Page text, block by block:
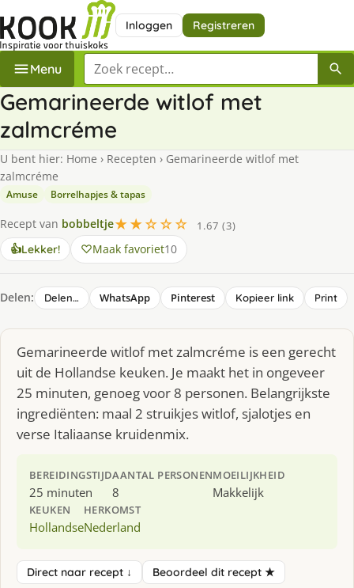
Inloggen Registreren
Menu Zoek een recept
Gemarineerde witlof met
zalmcréme
U bent hier: Home › Recepten › Gemarineerde witlof met
zalmcréme
Amuse Borrelhapjes & tapas
Recept van bobbeltje★★☆☆☆
1.67 (3)
👍Lekker! Maak favoriet10
Delen: Delen… WhatsApp Pinterest Kopieer link Print
Gemarineerde witlof met zalmcréme is een gerecht
uit de Hollandse keuken. Je maakt het in ongeveer
25 minuten, genoeg voor 8 personen. Belangrijkste
ingrediënten: maal 2 struikjes witlof, sjalotjes en
verse Italiaanse kruidenmix.
BEREIDINGSTIJD
25 minuten
AANTAL PERSONEN
8
MOEILIJKHEID
Makkelijk
KEUKEN
Hollandse
HERKOMST
Nederland
Direct naar recept ↓ Beoordeel dit recept ★